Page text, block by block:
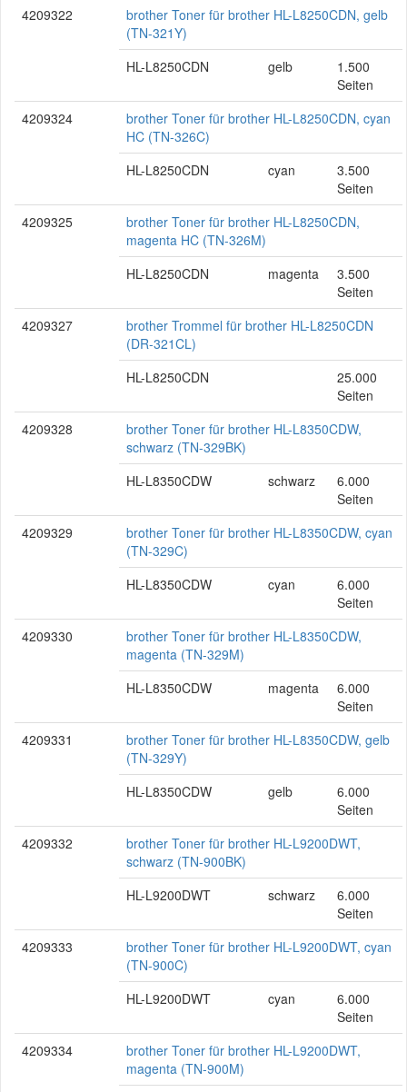
4209322
brother Toner für brother HL-L8250CDN, gelb
(TN-321Y)
HL-L8250CDN
gelb
1.500
Seiten
4209324
brother Toner für brother HL-L8250CDN, cyan
HC (TN-326C)
HL-L8250CDN
cyan
3.500
Seiten
4209325
brother Toner für brother HL-L8250CDN,
magenta HC (TN-326M)
HL-L8250CDN
magenta
3.500
Seiten
4209327
brother Trommel für brother HL-L8250CDN
(DR-321CL)
HL-L8250CDN
25.000
Seiten
4209328
brother Toner für brother HL-L8350CDW,
schwarz (TN-329BK)
HL-L8350CDW
schwarz
6.000
Seiten
4209329
brother Toner für brother HL-L8350CDW, cyan
(TN-329C)
HL-L8350CDW
cyan
6.000
Seiten
4209330
brother Toner für brother HL-L8350CDW,
magenta (TN-329M)
HL-L8350CDW
magenta
6.000
Seiten
4209331
brother Toner für brother HL-L8350CDW, gelb
(TN-329Y)
HL-L8350CDW
gelb
6.000
Seiten
4209332
brother Toner für brother HL-L9200DWT,
schwarz (TN-900BK)
HL-L9200DWT
schwarz
6.000
Seiten
4209333
brother Toner für brother HL-L9200DWT, cyan
(TN-900C)
HL-L9200DWT
cyan
6.000
Seiten
4209334
brother Toner für brother HL-L9200DWT,
magenta (TN-900M)